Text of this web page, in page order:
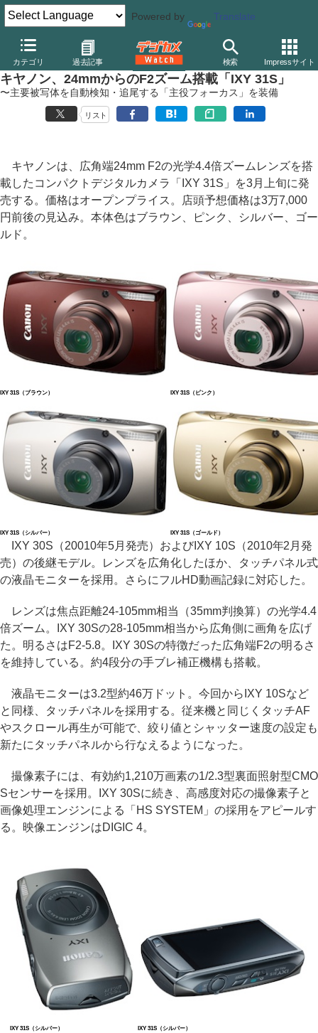
Powered by Translate
カテゴリ 過去記事 検索 Impressサイト
デジカメ Watch カメラ レンズ一体型（コンパクト）カメラ キ
キヤノン、24mmからのF2ズーム搭載「IXY 31S」
〜主要被写体を自動検知・追尾する「主役フォーカス」を装備
リスト
キヤノンは、広角端24mm F2の光学4.4倍ズームレンズを搭
載したコンパクトデジタルカメラ「IXY 31S」を3月上旬に発
売する。価格はオープンプライス。店頭予想価格は3万7,000
円前後の見込み。本体色はブラウン、ピンク、シルバー、ゴー
ルド。
IXY 31S（ブラウン） IXY 31S（ピンク）
IXY 31S（シルバー） IXY 31S（ゴールド）
IXY 30S（20010年5月発売）およびIXY 10S（2010年2月発
売）の後継モデル。レンズを広角化したほか、タッチパネル式
の液晶モニターを採用。さらにフルHD動画記録に対応した。
レンズは焦点距離24-105mm相当（35mm判換算）の光学4.4
倍ズーム。IXY 30Sの28-105mm相当から広角側に画角を広げ
た。明るさはF2-5.8。IXY 30Sの特徴だった広角端F2の明るさ
を維持している。約4段分の手ブレ補正機構も搭載。
液晶モニターは3.2型約46万ドット。今回からIXY 10Sなど
と同様、タッチパネルを採用する。従来機と同じくタッチAF
やスクロール再生が可能で、絞り値とシャッター速度の設定も
新たにタッチパネルから行なえるようになった。
撮像素子には、有効約1,210万画素の1/2.3型裏面照射型CMO
Sセンサーを採用。IXY 30Sに続き、高感度対応の撮像素子と
画像処理エンジンによる「HS SYSTEM」の採用をアピールす
る。映像エンジンはDIGIC 4。
IXY 31S（シルバー） IXY 31S（シルバー）